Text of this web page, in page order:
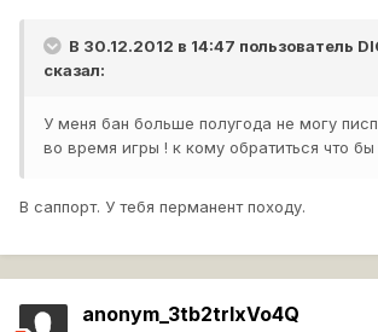
В 30.12.2012 в 14:47 пользователь
сказал:
У меня бан больше полугода не могу
во время игры ! к кому обратиться что бы
В саппорт. У тебя перманент походу.
anonym_3tb2trlxVo4Q